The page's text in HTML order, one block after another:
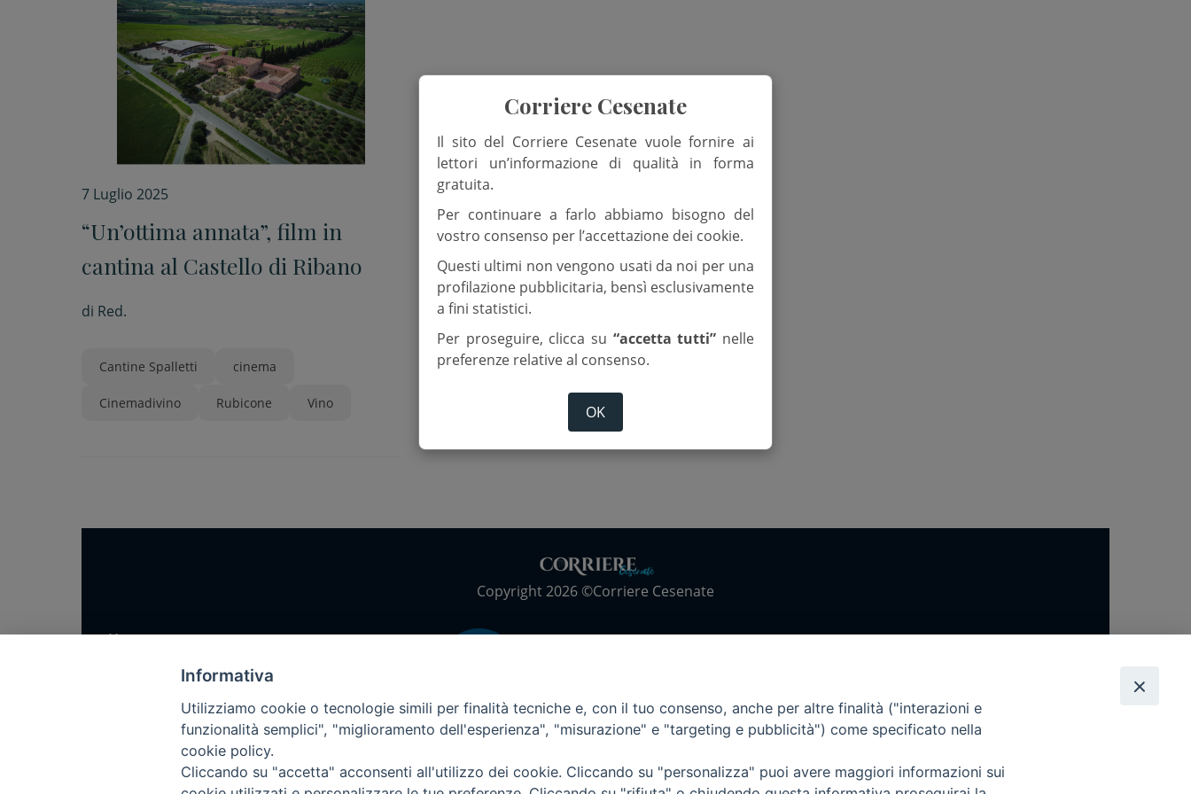
7 Luglio 2025
“Un’ottima annata”, film in
cantina al Castello di Ribano
di Red.
Cantine Spalletti cinema
Cinemadivino Rubicone Vino
Copyright 2026 ©Corriere Cesenate
Home
Come abbonarsi
Corriere Cesenate
Il sito del Corriere Cesenate vuole fornire ai
lettori un’informazione di qualità in forma
gratuita.
Per continuare a farlo abbiamo bisogno del
vostro consenso per l’accettazione dei cookie.
Questi ultimi non vengono usati da noi per una
profilazione pubblicitaria, bensì esclusivamente
a fini statistici.
Per proseguire, clicca su “accetta tutti” nelle
preferenze relative al consenso.
OK
Informativa
Utilizziamo cookie o tecnologie simili per finalità tecniche e, con il tuo consenso, anche per altre finalità ("interazioni e
funzionalità semplici", "miglioramento dell'esperienza", "misurazione" e "targeting e pubblicità") come specificato nella
cookie policy.
Cliccando su "accetta" acconsenti all'utilizzo dei cookie. Cliccando su "personalizza" puoi avere maggiori informazioni sui